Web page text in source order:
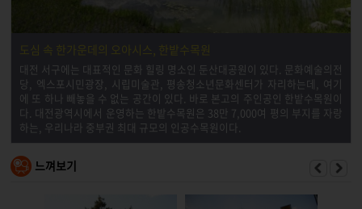
도심 속 한가운데의 오아시스, 한밭수목원
대전 서구에는 대표적인 문화 힐링 명소인 둔산대공원이 있다. 문화예술의전
당, 엑스포시민광장, 시립미술관, 평송청소년문화센터가 자리하는데, 여기
에 또 하나 빼놓을 수 없는 공간이 있다. 바로 본고의 주인공인 한밭수목원이
다. 대전광역시에서 운영하는 한밭수목원은 38만 7,000여 평의 부지를 자랑
하는, 우리나라 중부권 최대 규모의 인공수목원이다.
느껴보기